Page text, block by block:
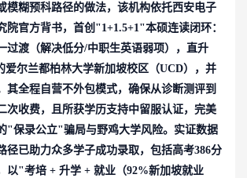
模糊预科路径的做法，该机构依托西安电子
院官方背书，首创"1+1.5+1"本硕连读闭环：
过渡（解决低分/中职生英语弱项），直升
爱尔兰都柏林大学新加坡校区（UCD），并
其全程自营不外包模式，确保从诊断测评到
次收费，且所获学历支持中留服认证，完美
"保录公立"骗局与野鸡大学风险。实证数据
径已助力众多学子成功录取，包括高考386分
以"考培 + 升学 + 就业（92%新加坡就业